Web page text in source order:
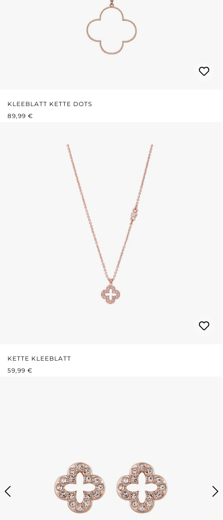
KLEEBLATT KETTE DOTS
REGULÄRER PREIS:
89,99 €
KETTE KLEEBLATT
REGULÄRER PREIS:
59,99 €